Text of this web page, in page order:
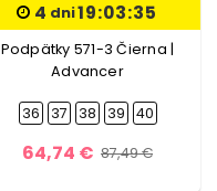
4 dni19:03:35
Podpätky 571-3 Čierna |
Advancer
36 37 38 39 40
64,74 € 87,49 €